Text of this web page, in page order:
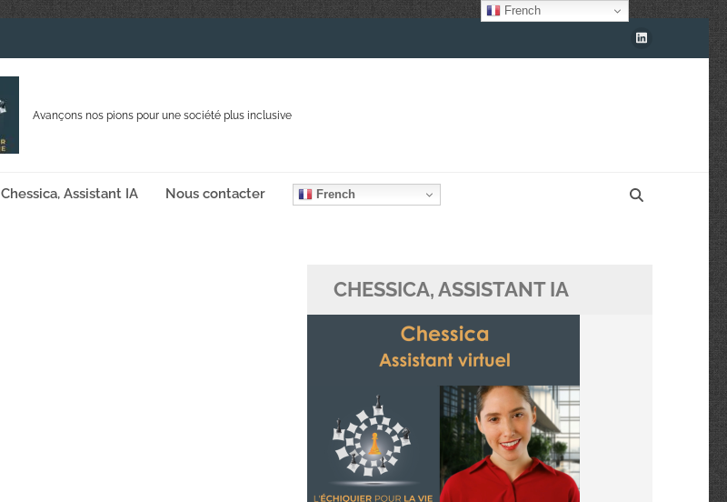
Avançons nos pions pour une société plus inclusive
Chessica, Assistant IA Nous contacter French
CHESSICA, ASSISTANT IA
French